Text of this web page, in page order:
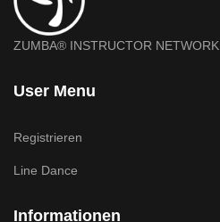
ZUMBA® INSTRUCTOR NETWORK
User Menu
Registrieren
Line Dance
Informationen